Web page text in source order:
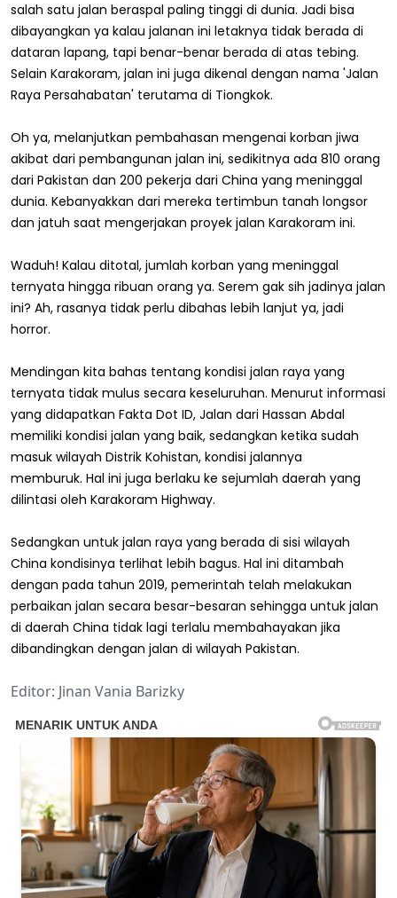
salah satu jalan beraspal paling tinggi di dunia. Jadi bisa
dibayangkan ya kalau jalanan ini letaknya tidak berada di
dataran lapang, tapi benar-benar berada di atas tebing.
Selain Karakoram, jalan ini juga dikenal dengan nama 'Jalan
Raya Persahabatan' terutama di Tiongkok.
Oh ya, melanjutkan pembahasan mengenai korban jiwa
akibat dari pembangunan jalan ini, sedikitnya ada 810 orang
dari Pakistan dan 200 pekerja dari China yang meninggal
dunia. Kebanyakkan dari mereka tertimbun tanah longsor
dan jatuh saat mengerjakan proyek jalan Karakoram ini.
Waduh! Kalau ditotal, jumlah korban yang meninggal
ternyata hingga ribuan orang ya. Serem gak sih jadinya jalan
ini? Ah, rasanya tidak perlu dibahas lebih lanjut ya, jadi
horror.
Mendingan kita bahas tentang kondisi jalan raya yang
ternyata tidak mulus secara keseluruhan. Menurut informasi
yang didapatkan Fakta Dot ID, Jalan dari Hassan Abdal
memiliki kondisi jalan yang baik, sedangkan ketika sudah
masuk wilayah Distrik Kohistan, kondisi jalannya
memburuk. Hal ini juga berlaku ke sejumlah daerah yang
dilintasi oleh Karakoram Highway.
Sedangkan untuk jalan raya yang berada di sisi wilayah
China kondisinya terlihat lebih bagus. Hal ini ditambah
dengan pada tahun 2019, pemerintah telah melakukan
perbaikan jalan secara besar-besaran sehingga untuk jalan
di daerah China tidak lagi terlalu membahayakan jika
dibandingkan dengan jalan di wilayah Pakistan.
Editor: Jinan Vania Barizky